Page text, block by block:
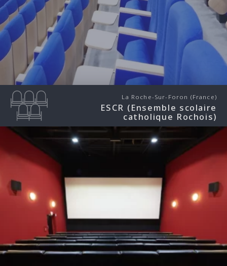
La Roche-Sur-Foron (France)
ESCR (Ensemble scolaire
catholique Rochois)